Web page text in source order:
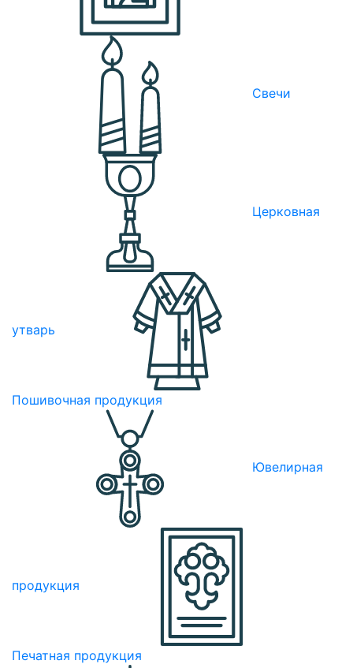
Свечи
Церковная
утварь
Пошивочная продукция
Ювелирная
продукция
Печатная продукция